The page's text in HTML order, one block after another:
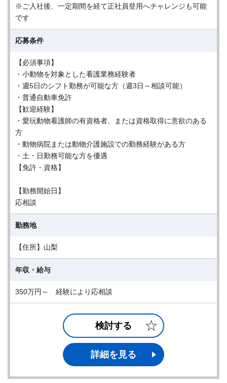
※ご入社後、一定期間を経て正社員登用へチャレンジも可能
です
応募条件
【必須事項】
・小動物を対象とした看護業務経験者
・週5日のシフト勤務が可能な方（週3日～相談可能）
・普通自動車免許
【歓迎経験】
・愛玩動物看護師の有資格者、または資格取得に意欲のある
方
・動物病院または動物介護施設での勤務経験がある方
・土・日勤務可能な方を優遇
【免許・資格】
【勤務開始日】
応相談
勤務地
【住所】山梨
年収・給与
350万円～ 経験により応相談
検討する
詳細を見る